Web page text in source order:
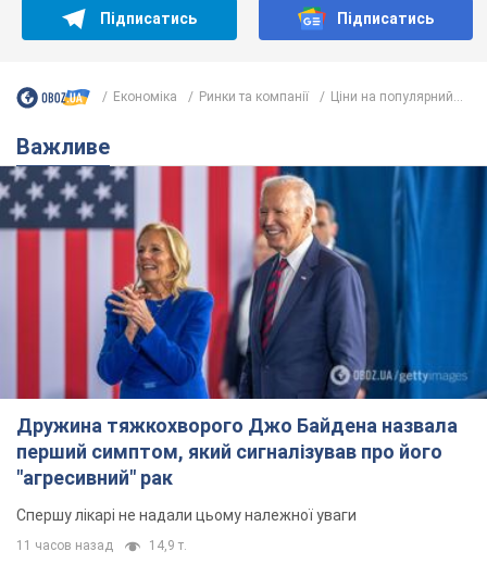
Підписатись Підписатись
Економіка Ринки та компанії Ціни на популярний...
Важливе
Дружина тяжкохворого Джо Байдена назвала
перший симптом, який сигналізував про його
"агресивний" рак
Спершу лікарі не надали цьому належної уваги
11 часов назад 14,9 т.